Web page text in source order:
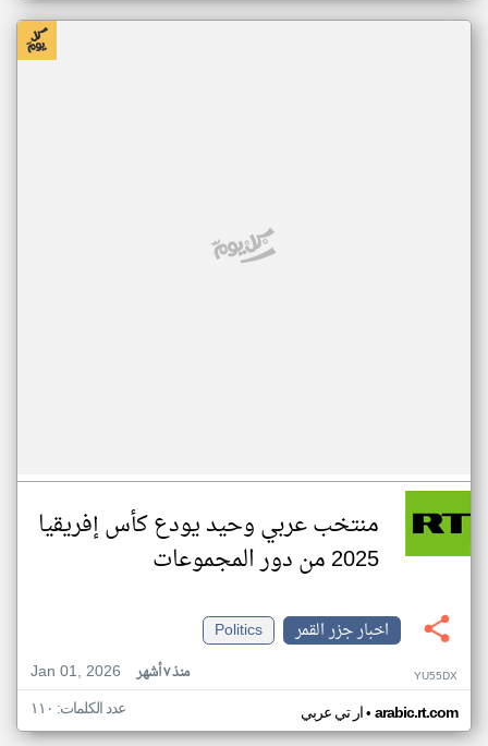
منتخب عربي وحيد يودع كأس إفريقيا
2025 من دور المجموعات
اخبار جزر القمر
Politics
Jan 01, 2026
منذ ٧ أشهر YU55DX
ار تي عربي• arabic.rt.com عدد الكلمات: ١١٠